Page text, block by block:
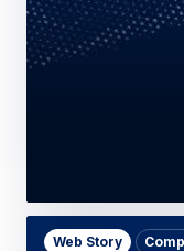
Web Story